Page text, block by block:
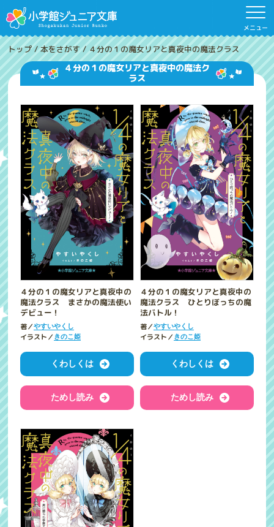
メニュー
トップ /本をさがす /４分の１の魔女リアと真夜中の魔法クラス
４分の１の魔女リアと真夜中の魔法ク
ラス
４分の１の魔女リアと真夜中の
魔法クラス まさかの魔法使い
デビュー！
著／やすいやくし
イラスト／ きのこ姫
くわしくは
ためし読み
４分の１の魔女リアと真夜中の
魔法クラス ひとりぼっちの魔
法バトル！
著／やすいやくし
イラスト／ きのこ姫
くわしくは
ためし読み